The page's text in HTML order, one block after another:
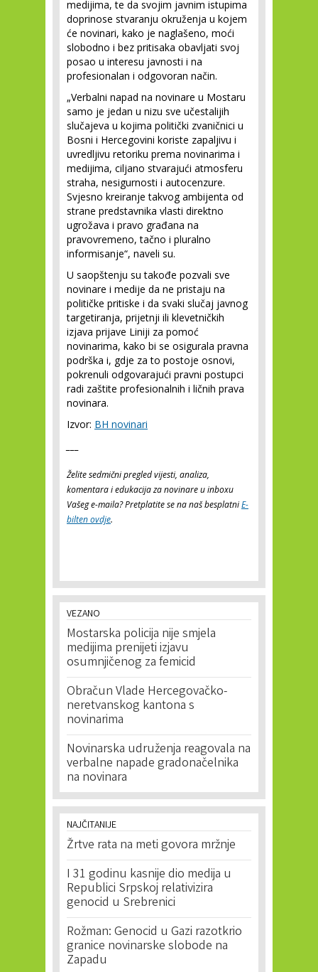
medijima, te da svojim javnim istupima
doprinose stvaranju okruženja u kojem
će novinari, kako je naglašeno, moći
slobodno i bez pritisaka obavljati svoj
posao u interesu javnosti i na
profesionalan i odgovoran način.
„Verbalni napad na novinare u Mostaru
samo je jedan u nizu sve učestalijih
slučajeva u kojima politički zvaničnici u
Bosni i Hercegovini koriste zapaljivu i
uvredljivu retoriku prema novinarima i
medijima, ciljano stvarajući atmosferu
straha, nesigurnosti i autocenzure.
Svjesno kreiranje takvog ambijenta od
strane predstavnika vlasti direktno
ugrožava i pravo građana na
pravovremeno, tačno i pluralno
informisanje“, naveli su.
U saopštenju su takođe pozvali sve
novinare i medije da ne pristaju na
političke pritiske i da svaki slučaj javnog
targetiranja, prijetnji ili klevetničkih
izjava prijave Liniji za pomoć
novinarima, kako bi se osigurala pravna
podrška i, gdje za to postoje osnovi,
pokrenuli odgovarajući pravni postupci
radi zaštite profesionalnih i ličnih prava
novinara.
Izvor: BH novinari
Želite sedmični pregled vijesti, analiza,
komentara i edukacija za novinare u inboxu
Vašeg e-maila? Pretplatite se na naš besplatniE-
bilten ovdje.
VEZANO
Mostarska policija nije smjela
medijima prenijeti izjavu
osumnjičenog za femicid
Obračun Vlade Hercegovačko-
neretvanskog kantona s
novinarima
Novinarska udruženja reagovala na
verbalne napade gradonačelnika
na novinara
NAJČITANIJE
Žrtve rata na meti govora mržnje
I 31 godinu kasnije dio medija u
Republici Srpskoj relativizira
genocid u Srebrenici
Rožman: Genocid u Gazi razotkrio
granice novinarske slobode na
Zapadu